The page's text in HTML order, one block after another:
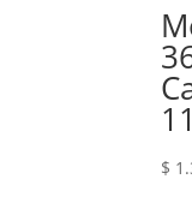
$